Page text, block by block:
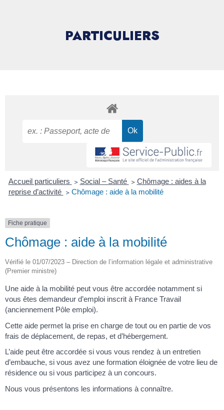
PARTICULIERS
Accueil particuliers > Social – Santé > Chômage : aides à la
reprise d’activité > Chômage : aide à la mobilité
Fiche pratique
Chômage : aide à la mobilité
Vérifié le 01/07/2023 – Direction de l’information légale et administrative
(Premier ministre)
Une aide à la mobilité peut vous être accordée notamment si
vous êtes demandeur d’emploi inscrit à France Travail
(anciennement Pôle emploi).
Cette aide permet la prise en charge de tout ou en partie de vos
frais de déplacement, de repas, et d’hébergement.
L’aide peut être accordée si vous vous rendez à un entretien
d’embauche, si vous avez une formation éloignée de votre lieu de
résidence ou si vous participez à un concours.
Nous vous présentons les informations à connaître.